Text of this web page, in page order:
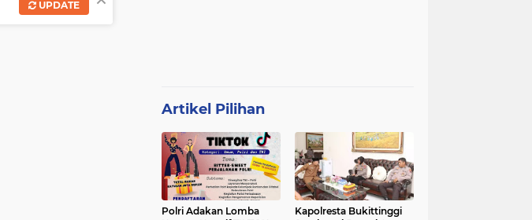
Artikel Pilihan
Polri Adakan Lomba
Kapolresta Bukittinggi
UPDATE